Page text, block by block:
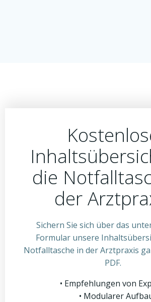
die
der
Sichern Sie sich über das
Formular unsere
Notfalltasche in der Arztpraxis
PDF.
Empfehlungen von
Modularer